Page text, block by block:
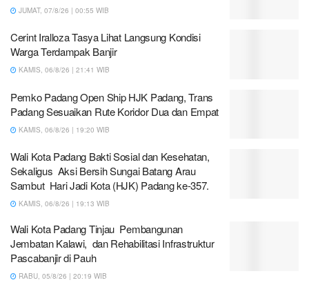
JUMAT, 07/8/26 | 00:55 WIB
Cerint Iralloza Tasya Lihat Langsung Kondisi
Warga Terdampak Banjir
KAMIS, 06/8/26 | 21:41 WIB
Pemko Padang Open Ship HJK Padang, Trans
Padang Sesuaikan Rute Koridor Dua dan Empat
KAMIS, 06/8/26 | 19:20 WIB
Wali Kota Padang Bakti Sosial dan Kesehatan,
Sekaligus Aksi Bersih Sungai Batang Arau
Sambut Hari Jadi Kota (HJK) Padang ke-357.
KAMIS, 06/8/26 | 19:13 WIB
Wali Kota Padang Tinjau Pembangunan
Jembatan Kalawi, dan Rehabilitasi Infrastruktur
Pascabanjir di Pauh
RABU, 05/8/26 | 20:19 WIB